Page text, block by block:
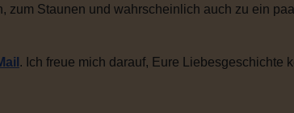
Staunen und wahrscheinlich auch zu ein
. Ich freue mich darauf, Eure Liebesgeschichte